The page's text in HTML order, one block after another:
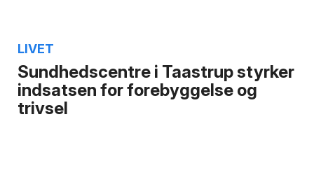
Sundhedscentre i Taastrup styrker
indsatsen for forebyggelse og
trivsel
LIVET